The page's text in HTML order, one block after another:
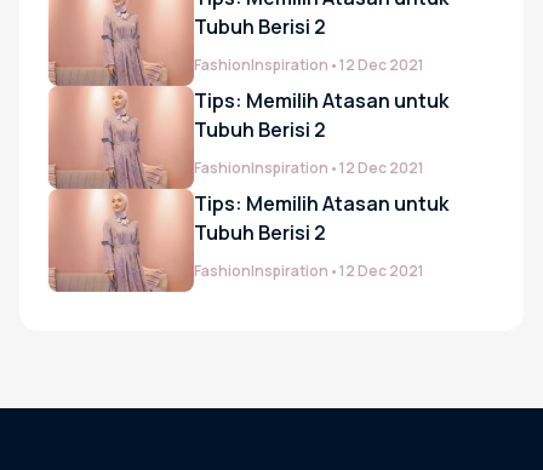
Gamis Anak-anak
Baju Koko Anak
Gamis Remaja
Hijab
Tubuh Berisi 2
FashionInspiration •12 Dec 2021
Tips: Memilih Atasan untuk
Tubuh Berisi 2
FashionInspiration •12 Dec 2021
Tips: Memilih Atasan untuk
Tubuh Berisi 2
FashionInspiration •12 Dec 2021